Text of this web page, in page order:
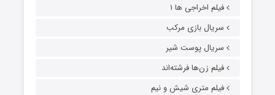
فیلم اخراجی ها ۱
سریال بازی مرکب
سریال پوست شیر
فیلم زن‌ها فرشته‌اند
فیلم متری شیش و نیم